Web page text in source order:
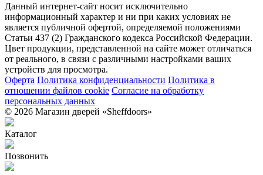
Данный интернет-сайт носит исключительно
информационный характер и ни при каких условиях не
является публичной офертой, определяемой положениями
Статьи 437 (2) Гражданского кодекса Российской Федерации.
Цвет продукции, представленной на сайте может отличаться
от реального, в связи с различными настройками ваших
устройств для просмотра.
Оферта Политика конфиденциальности Политика в
отношении файлов cookie Согласие на обработку
персональных данных
© 2026 Магазин дверей «Sheffdoors»
Каталог
Позвонить